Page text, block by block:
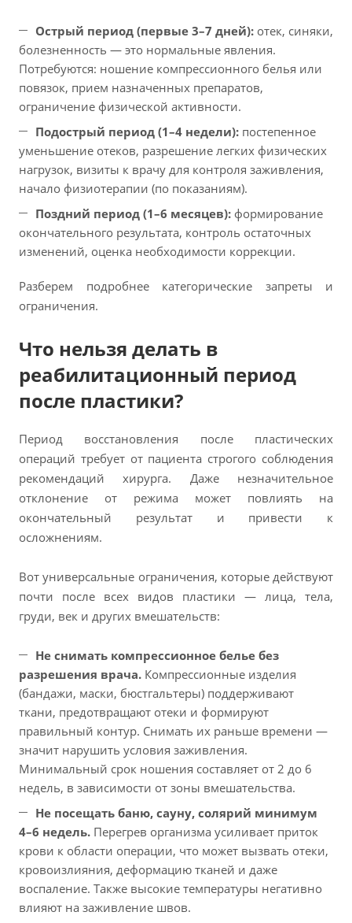
Острый период (первые 3–7 дней): отек, синяки,
болезненность — это нормальные явления.
Потребуются: ношение компрессионного белья или
повязок, прием назначенных препаратов,
ограничение физической активности.
Подострый период (1–4 недели): постепенное
уменьшение отеков, разрешение легких физических
нагрузок, визиты к врачу для контроля заживления,
начало физиотерапии (по показаниям).
Поздний период (1–6 месяцев): формирование
окончательного результата, контроль остаточных
изменений, оценка необходимости коррекции.
Разберем подробнее категорические запреты и
ограничения.
Что нельзя делать в
реабилитационный период
после пластики?
Период восстановления после пластических
операций требует от пациента строгого соблюдения
рекомендаций хирурга. Даже незначительное
отклонение от режима может повлиять на
окончательный результат и привести к
осложнениям.
Вот универсальные ограничения, которые действуют
почти после всех видов пластики — лица, тела,
груди, век и других вмешательств:
Не снимать компрессионное белье без
разрешения врача. Компрессионные изделия
(бандажи, маски, бюстгальтеры) поддерживают
ткани, предотвращают отеки и формируют
правильный контур. Снимать их раньше времени —
значит нарушить условия заживления.
Минимальный срок ношения составляет от 2 до 6
недель, в зависимости от зоны вмешательства.
Не посещать баню, сауну, солярий минимум
4–6 недель. Перегрев организма усиливает приток
крови к области операции, что может вызвать отеки,
кровоизлияния, деформацию тканей и даже
воспаление. Также высокие температуры негативно
влияют на заживление швов.